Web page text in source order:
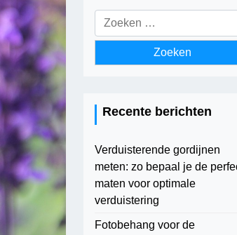
Zoeken
naar:
Recente berichten
Verduisterende gordijnen
meten: zo bepaal je de
maten voor optimale
verduistering
Fotobehang voor de